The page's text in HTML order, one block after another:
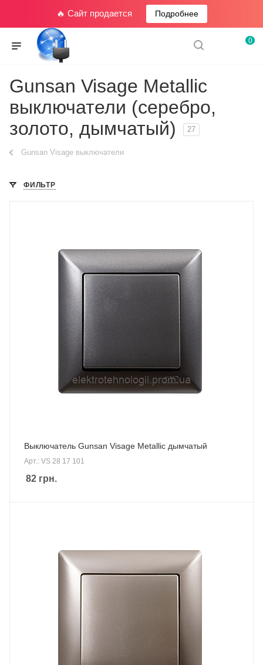
🔥 Сайт продается Подробнее
0
Gunsan Visage Metallic
выключатели (серебро,
золото, дымчатый)
27
Gunsan Visage выключатели
ФИЛЬТР
Выключатель Gunsan Visage Metallic дымчатый
Арт.: VS 28 17 101
82 грн.